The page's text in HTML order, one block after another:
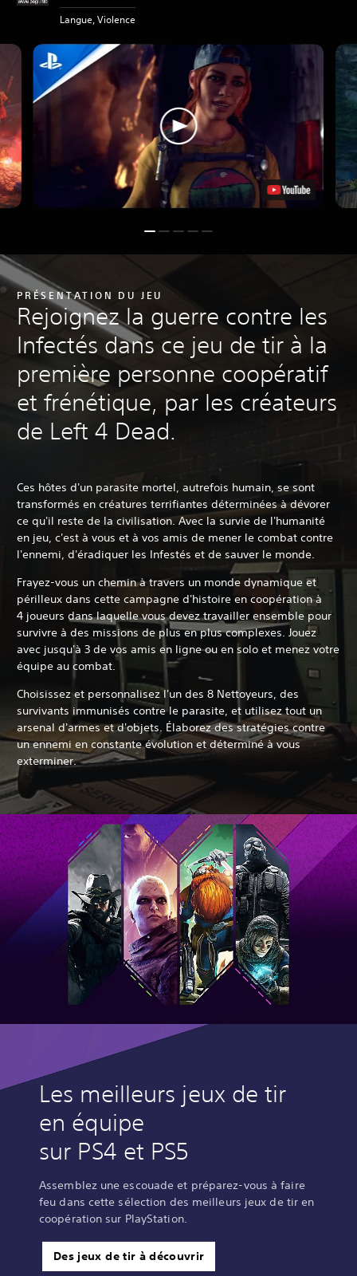
Langue, Violence
PRÉSENTATION DU JEU
Rejoignez la guerre contre les
Infectés dans ce jeu de tir à la
première personne coopératif
et frénétique, par les créateurs
de Left 4 Dead.
Ces hôtes d'un parasite mortel, autrefois humain, se sont
transformés en créatures terrifiantes déterminées à dévorer
ce qu'il reste de la civilisation. Avec la survie de l'humanité
en jeu, c'est à vous et à vos amis de mener le combat contre
l'ennemi, d'éradiquer les Infestés et de sauver le monde.
Frayez-vous un chemin à travers un monde dynamique et
périlleux dans cette campagne d'histoire en coopération à
4 joueurs dans laquelle vous devez travailler ensemble pour
survivre à des missions de plus en plus complexes. Jouez
avec jusqu'à 3 de vos amis en ligne ou en solo et menez votre
équipe au combat.
Choisissez et personnalisez l'un des 8 Nettoyeurs, des
survivants immunisés contre le parasite, et utilisez tout un
arsenal d'armes et d'objets. Élaborez des stratégies contre
un ennemi en constante évolution et déterminé à vous
exterminer.
Les meilleurs jeux de tir
en équipe
sur PS4 et PS5
Assemblez une escouade et préparez-vous à faire
feu dans cette sélection des meilleurs jeux de tir en
coopération sur PlayStation.
Des jeux de tir à découvrir